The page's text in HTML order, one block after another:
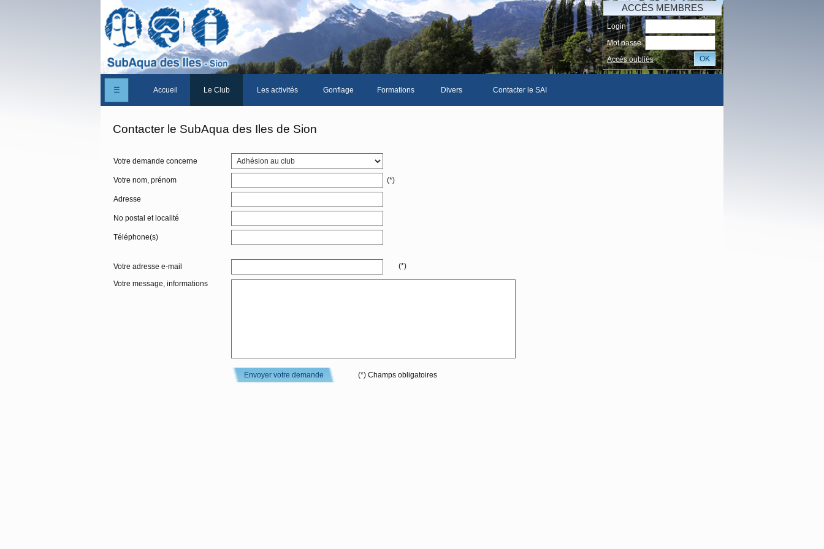
ACCÈS MEMBRES
Login
Mot passe
Accés oubliés
OK
☰ Accueil Le Club
La Cabane des Iles
Le domaine des Iles
Les activités Gonflage Formations Divers Contacter le SAI
Contacter le SubAqua des Iles de Sion
Votre demande concerne
Votre nom, prénom (*)
Adresse
No postal et localité
Téléphone(s)
Votre adresse e-mail (*)
Votre message, informations
Envoyer votre demande (*) Champs obligatoires